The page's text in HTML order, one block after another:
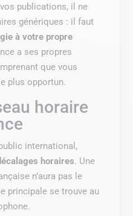
publications, il ne
génériques : il faut
à votre propre
a ses propres
que vous
plus opportun.
horaire
international,
horaires. Une
n’aura pas le
principale se trouve au